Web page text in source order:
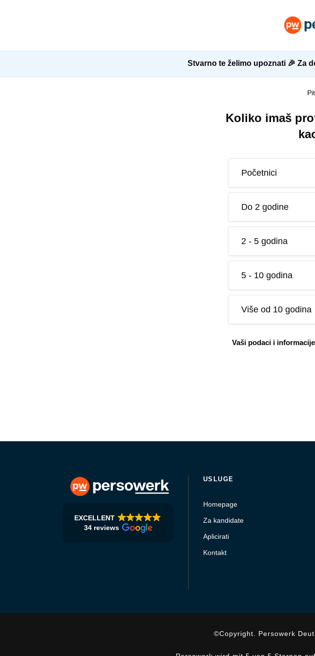
Stvarno te želimo upoznati 🎉 Za
Koliko imaš
Početnici
Do 2 godine
2 - 5 godina
5 - 10 godina
Više od 10 godina
Vaši podaci i
EXCELLENT
34 reviews
USLUGE
Homepage
Za kandidate
Aplicirati
Kontakt
©Copyright. Persowerk